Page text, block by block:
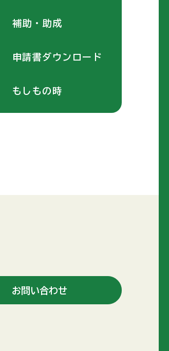
補助・助成
申請書ダウンロード
もしもの時
お問い合わせ